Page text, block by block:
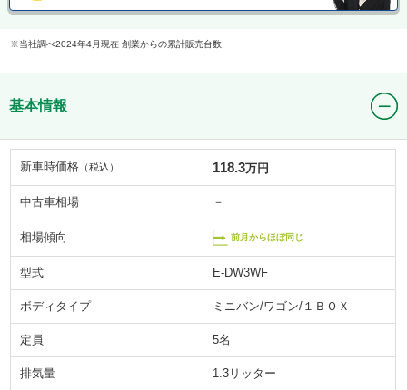
当社調べ2024年4月現在 創業からの累計販売台数
基本情報
新車時価格 （税込） 118.3万円
中古車相場 －
相場傾向 前月からほぼ同じ
型式 E-DW3WF
ボディタイプ ミニバン/ワゴン/１ＢＯＸ
定員 5名
排気量 1.3リッター